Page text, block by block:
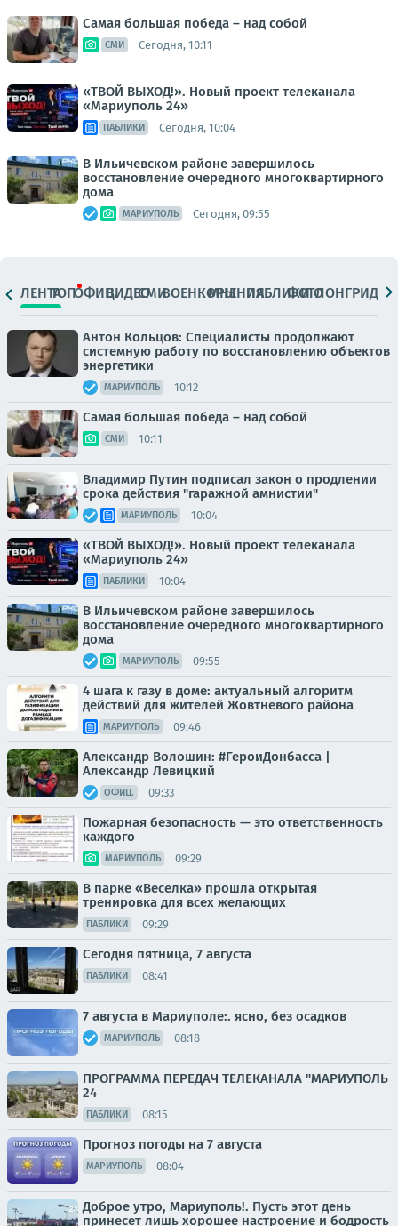
Самая большая победа – над собой
СМИ Сегодня, 10:11
«ТВОЙ ВЫХОД!». Новый проект телеканала
«Мариуполь 24»
ПАБЛИКИ Сегодня, 10:04
В Ильичевском районе завершилось
восстановление очередного многоквартирного
дома
МАРИУПОЛЬ Сегодня, 09:55
ЛЕНТАТОПОФИЦ.ВИДЕОСМИВОЕНКОРЫМНЕНИЯПАБЛИКИ
ФОТОЛОНГРИДЫ
Антон Кольцов: Специалисты продолжают
системную работу по восстановлению объектов
энергетики
МАРИУПОЛЬ 10:12
Самая большая победа – над собой
СМИ 10:11
Владимир Путин подписал закон о продлении
срока действия "гаражной амнистии"
МАРИУПОЛЬ 10:04
«ТВОЙ ВЫХОД!». Новый проект телеканала
«Мариуполь 24»
ПАБЛИКИ 10:04
В Ильичевском районе завершилось
восстановление очередного многоквартирного
дома
МАРИУПОЛЬ 09:55
4 шага к газу в доме: актуальный алгоритм
действий для жителей Жовтневого района
МАРИУПОЛЬ 09:46
Александр Волошин: #ГероиДонбасса |
Александр Левицкий
ОФИЦ. 09:33
Пожарная безопасность — это ответственность
каждого
МАРИУПОЛЬ 09:29
В парке «Веселка» прошла открытая
тренировка для всех желающих
ПАБЛИКИ 09:29
Сегодня пятница, 7 августа
ПАБЛИКИ 08:41
7 августа в Мариуполе:. ясно, без осадков
МАРИУПОЛЬ 08:18
ПРОГРАММА ПЕРЕДАЧ ТЕЛЕКАНАЛА "МАРИУПОЛЬ
24
ПАБЛИКИ 08:15
Прогноз погоды на 7 августа
МАРИУПОЛЬ 08:04
Доброе утро, Мариуполь!. Пусть этот день
принесет лишь хорошее настроение и бодрость